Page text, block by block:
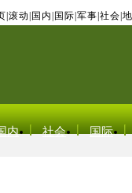
滚动 国内 国际 军事 社会
内 社会 国际